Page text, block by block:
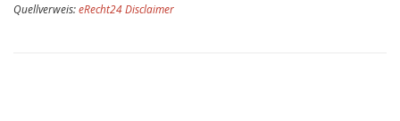
Quellverweis:eRecht24 Disclaimer